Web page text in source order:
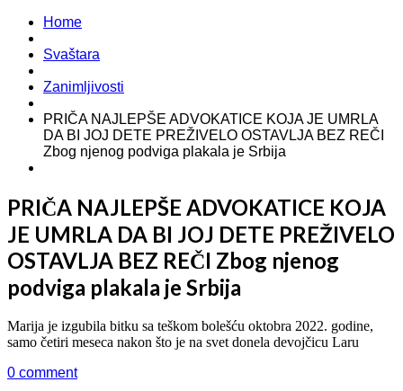
Home
Svaštara
Zanimljivosti
PRIČA NAJLEPŠE ADVOKATICE KOJA JE UMRLA
DA BI JOJ DETE PREŽIVELO OSTAVLJA BEZ REČI
Zbog njenog podviga plakala je Srbija
PRIČA NAJLEPŠE ADVOKATICE KOJA
JE UMRLA DA BI JOJ DETE PREŽIVELO
OSTAVLJA BEZ REČI Zbog njenog
podviga plakala je Srbija
Marija je izgubila bitku sa teškom bolešću oktobra 2022. godine,
samo četiri meseca nakon što je na svet donela devojčicu Laru
0 comment